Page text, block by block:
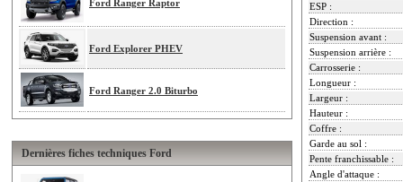
Ford Ranger Raptor
Ford Explorer PHEV
Ford Ranger 2.0 Biturbo
Dernières fiches techniques Ford
ESP :
Direction :
Suspension avant :
Suspension arrière :
Carrosserie :
Longueur :
Largeur :
Hauteur :
Coffre :
Garde au sol :
Pente franchissable :
Angle d'attaque :